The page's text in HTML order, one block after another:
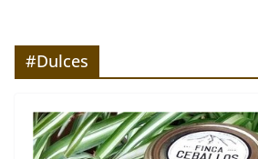
#Dulces